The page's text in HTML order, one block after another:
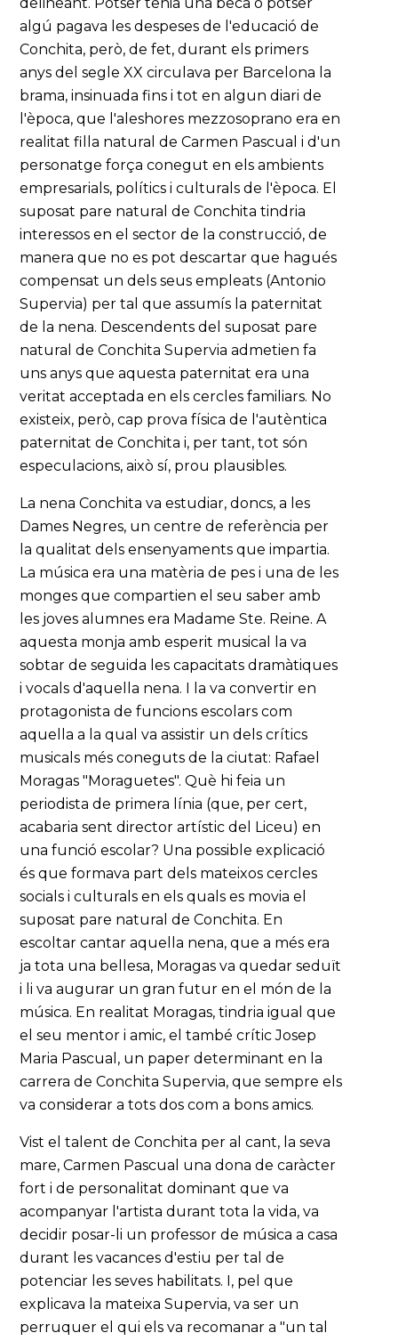
algú pagava les despeses de l'educació de
Conchita, però, de fet, durant els primers
anys del segle XX circulava per Barcelona la
brama, insinuada fins i tot en algun diari de
l'època, que l'aleshores mezzosoprano era en
realitat filla natural de Carmen Pascual i d'un
personatge força conegut en els ambients
empresarials, polítics i culturals de l'època. El
suposat pare natural de Conchita tindria
interessos en el sector de la construcció, de
manera que no es pot descartar que hagués
compensat un dels seus empleats (Antonio
Supervia) per tal que assumís la paternitat
de la nena. Descendents del suposat pare
natural de Conchita Supervia admetien fa
uns anys que aquesta paternitat era una
veritat acceptada en els cercles familiars. No
existeix, però, cap prova física de l'autèntica
paternitat de Conchita i, per tant, tot són
especulacions, això sí, prou plausibles.
La nena Conchita va estudiar, doncs, a les
Dames Negres, un centre de referència per
la qualitat dels ensenyaments que impartia.
La música era una matèria de pes i una de les
monges que compartien el seu saber amb
les joves alumnes era Madame Ste. Reine. A
aquesta monja amb esperit musical la va
sobtar de seguida les capacitats dramàtiques
i vocals d'aquella nena. I la va convertir en
protagonista de funcions escolars com
aquella a la qual va assistir un dels crítics
musicals més coneguts de la ciutat: Rafael
Moragas "Moraguetes". Què hi feia un
periodista de primera línia (que, per cert,
acabaria sent director artístic del Liceu) en
una funció escolar? Una possible explicació
és que formava part dels mateixos cercles
socials i culturals en els quals es movia el
suposat pare natural de Conchita. En
escoltar cantar aquella nena, que a més era
ja tota una bellesa, Moragas va quedar seduït
i li va augurar un gran futur en el món de la
música. En realitat Moragas, tindria igual que
el seu mentor i amic, el també crític Josep
Maria Pascual, un paper determinant en la
carrera de Conchita Supervia, que sempre els
va considerar a tots dos com a bons amics.
Vist el talent de Conchita per al cant, la seva
mare, Carmen Pascual una dona de caràcter
fort i de personalitat dominant que va
acompanyar l'artista durant tota la vida, va
decidir posar-li un professor de música a casa
durant les vacances d'estiu per tal de
potenciar les seves habilitats. I, pel que
explicava la mateixa Supervia, va ser un
perruquer el qui els va recomanar a "un tal